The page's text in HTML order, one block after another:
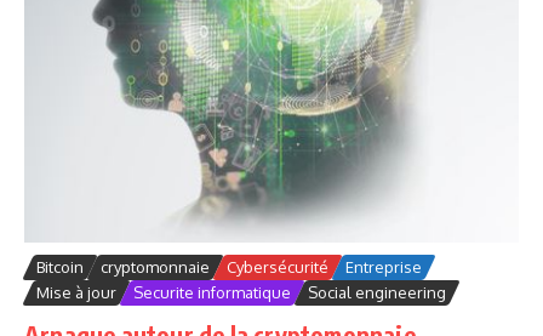
Bitcoin cryptomonnaie Cybersécurité
Entreprise
Mise à jour
Securite informatique Social engineering